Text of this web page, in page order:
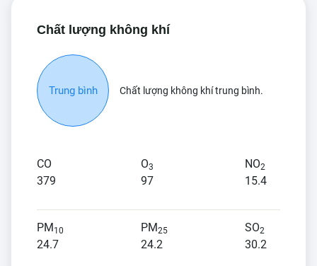
Chất lượng không khí
Trung bình Chất lượng không khí trung bình.
CO
379
O3
97
NO2
15.4
PM10
24.7
PM25
24.2
SO2
30.2